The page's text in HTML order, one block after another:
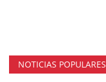
NOTICIAS POPULARES